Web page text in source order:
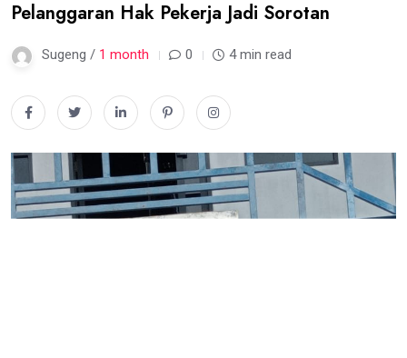
Pelanggaran Hak Pekerja Jadi Sorotan
Sugeng / 1 month 0 4 min read